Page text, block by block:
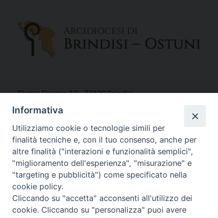
Piazza Duomo, 12 - 72100 Brindisi
Tel 0831.521958
Fax 0831.528315
Orari Curia
Mar. / Mer. / Giov. ore 9 - 13
nei mesi estivi solo Martedì ore 9 - 13
Informativa
Utilizziamo cookie o tecnologie simili per
finalità tecniche e, con il tuo consenso, anche per
altre finalità ("interazioni e funzionalità semplici",
"miglioramento dell'esperienza", "misurazione" e
"targeting e pubblicità") come specificato nella
cookie policy.
Cliccando su "accetta" acconsenti all'utilizzo dei
cookie. Cliccando su "personalizza" puoi avere